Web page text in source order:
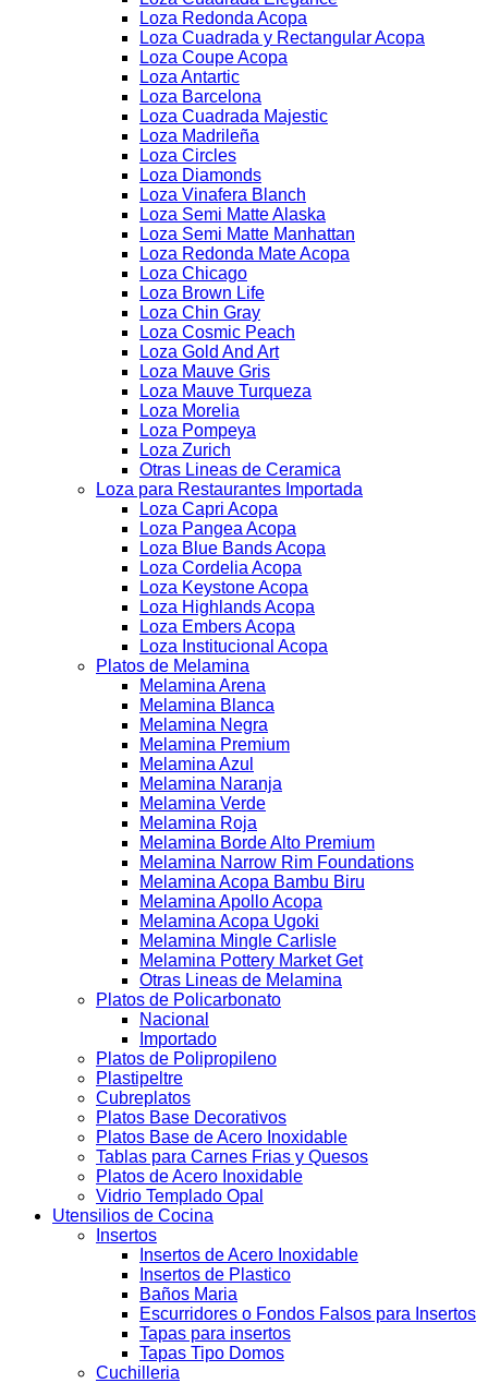
Loza Redonda Acopa
Loza Cuadrada y Rectangular Acopa
Loza Coupe Acopa
Loza Antartic
Loza Barcelona
Loza Cuadrada Majestic
Loza Madrileña
Loza Circles
Loza Diamonds
Loza Vinafera Blanch
Loza Semi Matte Alaska
Loza Semi Matte Manhattan
Loza Redonda Mate Acopa
Loza Chicago
Loza Brown Life
Loza Chin Gray
Loza Cosmic Peach
Loza Gold And Art
Loza Mauve Gris
Loza Mauve Turqueza
Loza Morelia
Loza Pompeya
Loza Zurich
Otras Lineas de Ceramica
Loza para Restaurantes Importada
Loza Capri Acopa
Loza Pangea Acopa
Loza Blue Bands Acopa
Loza Cordelia Acopa
Loza Keystone Acopa
Loza Highlands Acopa
Loza Embers Acopa
Loza Institucional Acopa
Platos de Melamina
Melamina Arena
Melamina Blanca
Melamina Negra
Melamina Premium
Melamina Azul
Melamina Naranja
Melamina Verde
Melamina Roja
Melamina Borde Alto Premium
Melamina Narrow Rim Foundations
Melamina Acopa Bambu Biru
Melamina Apollo Acopa
Melamina Acopa Ugoki
Melamina Mingle Carlisle
Melamina Pottery Market Get
Otras Lineas de Melamina
Platos de Policarbonato
Nacional
Importado
Platos de Polipropileno
Plastipeltre
Cubreplatos
Platos Base Decorativos
Platos Base de Acero Inoxidable
Tablas para Carnes Frias y Quesos
Platos de Acero Inoxidable
Vidrio Templado Opal
Utensilios de Cocina
Insertos
Insertos de Acero Inoxidable
Insertos de Plastico
Baños Maria
Escurridores o Fondos Falsos para Insertos
Tapas para insertos
Tapas Tipo Domos
Cuchilleria